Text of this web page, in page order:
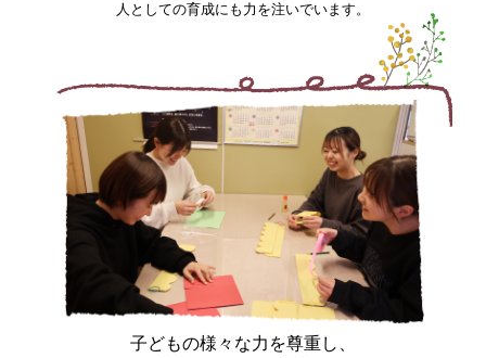
人としての育成にも力を注いでいます。
子どもの様々な力を尊重し、